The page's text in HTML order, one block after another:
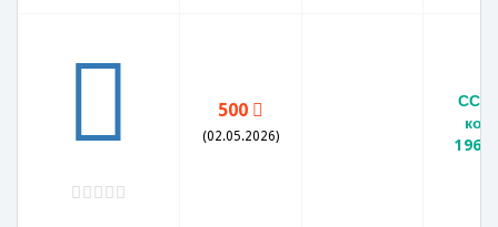
500
(02.05.2026)
1966